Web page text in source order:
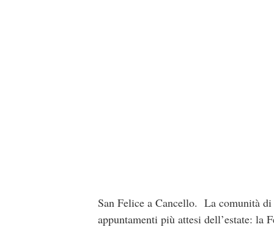
San Felice a Cancello. La comunità
appuntamenti più attesi dell’estate: la